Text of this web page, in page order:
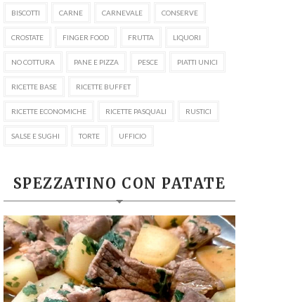
BISCOTTI CARNE CARNEVALE CONSERVE
CROSTATE FINGER FOOD FRUTTA LIQUORI
NO COTTURA PANE E PIZZA PESCE PIATTI UNICI
RICETTE BASE RICETTE BUFFET
RICETTE ECONOMICHE RICETTE PASQUALI RUSTICI
SALSE E SUGHI TORTE UFFICIO
SPEZZATINO CON PATATE